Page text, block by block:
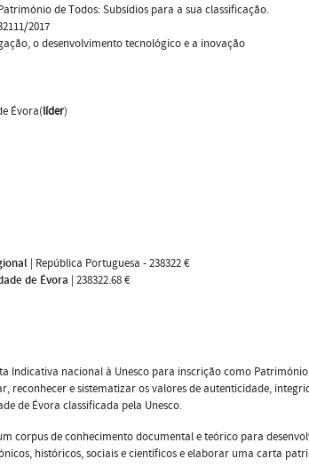
de Todos: Subsídios para a sua classificação.
2017
o desenvolvimento tecnológico e a inovação
Évora(líder)
| República Portuguesa - 238322 €
de Évora | 238322.68 €
Indicativa nacional à Unesco para inscrição como
reconhecer e sistematizar os valores de autenticidade,
de Évora classificada pela Unesco.
corpus de conhecimento documental e teórico para
históricos, sociais e científicos e elaborar uma carta